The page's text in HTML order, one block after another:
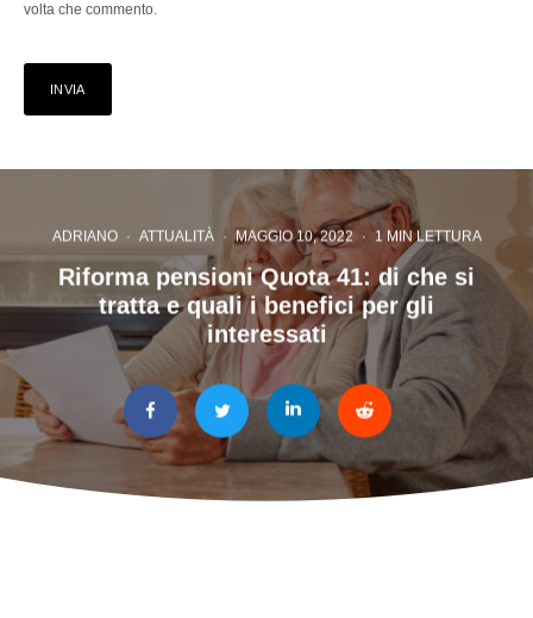
volta che commento.
ADRIANO · ATTUALITÀ · MAGGIO 10, 2022 · 1 MIN LETTURA
Riforma pensioni Quota 41: di che si
tratta e quali i benefici per gli
interessati